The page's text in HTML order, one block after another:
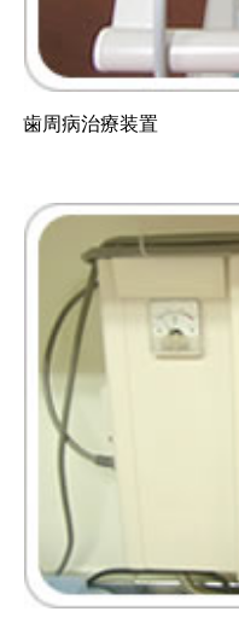
歯周病治療装置